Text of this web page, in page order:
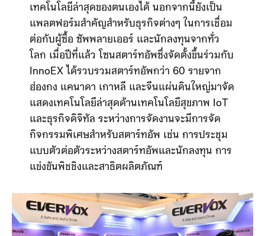
เทคโนโลยีล่าสุดของตนเองได้ นอกจากนี้ยังเป็น
แพลตฟอร์มสำคัญสำหรับธุรกิจต่างๆ ในการเชื่อม
ต่อกับผู้ซื้อ ซัพพลายเออร์ และนักลงทุนจากทั่ว
โลก เมื่อปีที่แล้ว โซนสตาร์ทอัพซึ่งจัดตั้งขึ้นร่วมกับ
InnoEX ได้รวบรวมสตาร์ทอัพกว่า 60 รายจาก
ฮ่องกง แคนาดา เกาหลี และจีนแผ่นดินใหญ่มาจัด
แสดงเทคโนโลยีล่าสุดด้านเทคโนโลยีสุขภาพ IoT
และธุรกิจดิจิทัล ระหว่างการจัดงานจะมีการจัด
กิจกรรมพิเศษสำหรับสตาร์ทอัพ เช่น การประชุม
แบบตัวต่อตัวระหว่างสตาร์ทอัพและนักลงทุน การ
แข่งขันพิชชิงและสาธิตผลิตภัณฑ์